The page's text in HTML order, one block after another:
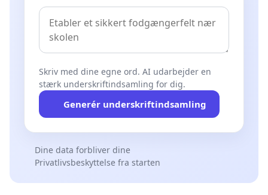
Skriv med dine egne ord. AI udarbejder en
stærk underskriftindsamling for dig.
Generér underskriftindsamling
Dine data forbliver dine
Privatlivsbeskyttelse fra starten